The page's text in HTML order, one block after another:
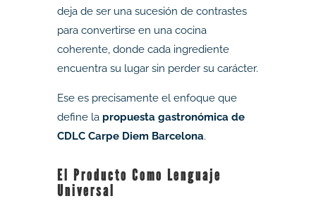
deja de ser una sucesión de contrastes
para convertirse en una cocina
coherente, donde cada ingrediente
encuentra su lugar sin perder su carácter.
Ese es precisamente el enfoque que
define la propuesta gastronómica de
CDLC Carpe Diem Barcelona.
El Producto Como Lenguaje
Universal